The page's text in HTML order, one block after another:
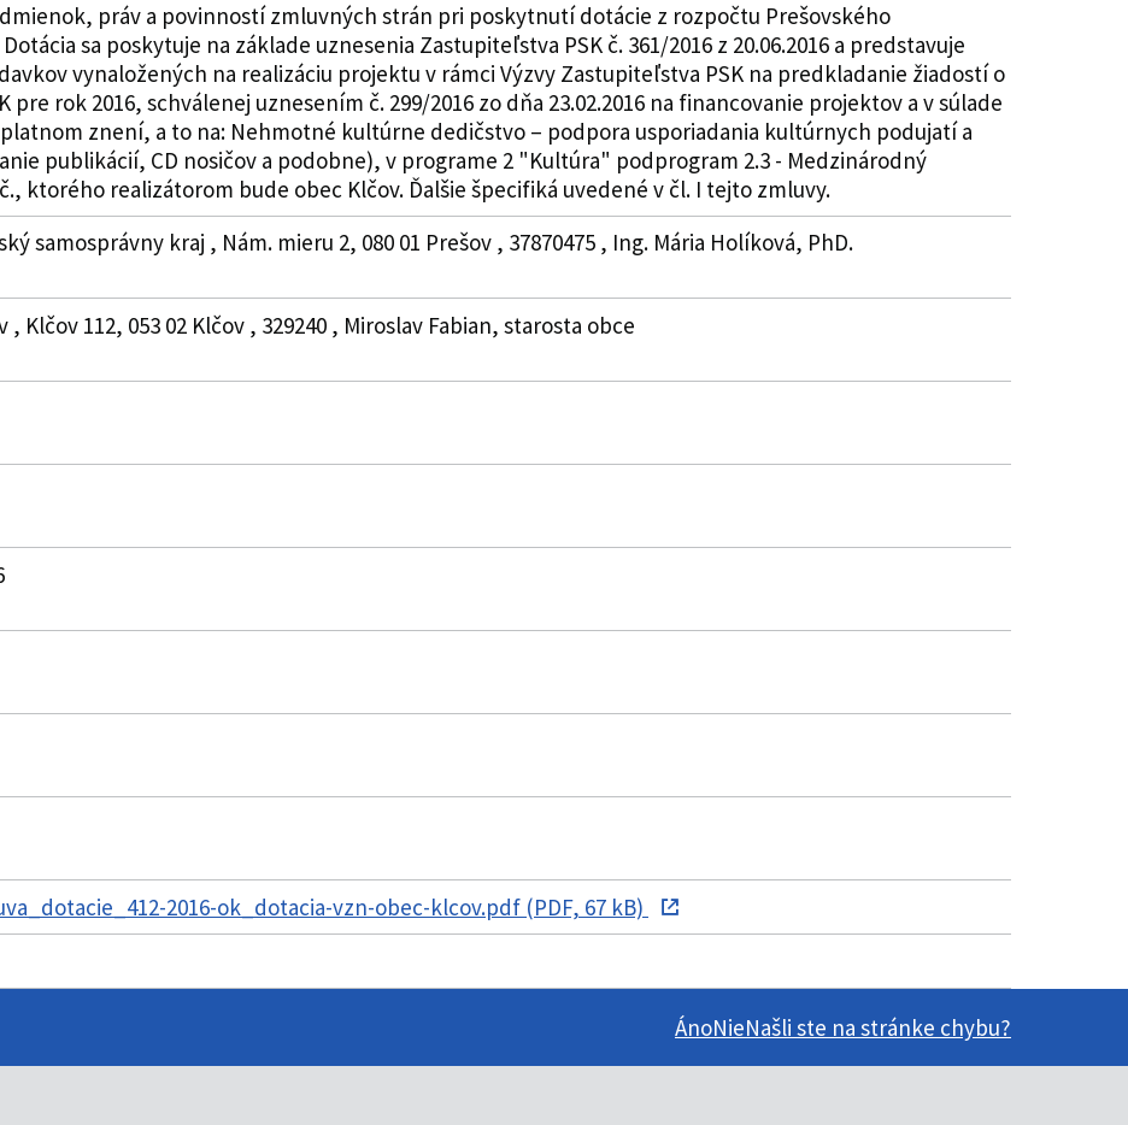
práv a povinností zmluvných strán pri poskytnutí dotácie z rozpočtu Prešovského
sa poskytuje na základe uznesenia Zastupiteľstva PSK č. 361/2016 z 20.06.2016 a predstavuje
vynaložených na realizáciu projektu v rámci Výzvy Zastupiteľstva PSK na predkladanie žiadostí o
pre rok 2016, schválenej uznesením č. 299/2016 zo dňa 23.02.2016 na financovanie projektov a v súlade
platnom znení, a to na: Nehmotné kultúrne dedičstvo – podpora usporiadania kultúrnych podujatí a
publikácií, CD nosičov a podobne), v programe 2 "Kultúra" podprogram 2.3 - Medzinárodný
ktorého realizátorom bude obec Klčov. Ďalšie špecifiká uvedené v čl. I tejto zmluvy.
samosprávny kraj , Nám. mieru 2, 080 01 Prešov , 37870475 , Ing. Mária Holíková, PhD.
Klčov 112, 053 02 Klčov , 329240 , Miroslav Fabian, starosta obce
2016-ok_dotacia-vzn-obec-klcov.pdf (PDF, 67 kB)
ÁnoNieNašli ste na stránke chybu?